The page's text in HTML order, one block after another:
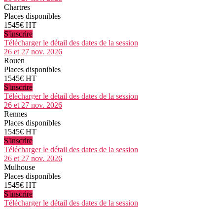
Chartres
Places disponibles
1545€ HT
S'inscrire
Télécharger le détail des dates de la session
26 et 27 nov. 2026
Rouen
Places disponibles
1545€ HT
S'inscrire
Télécharger le détail des dates de la session
26 et 27 nov. 2026
Rennes
Places disponibles
1545€ HT
S'inscrire
Télécharger le détail des dates de la session
26 et 27 nov. 2026
Mulhouse
Places disponibles
1545€ HT
S'inscrire
Télécharger le détail des dates de la session